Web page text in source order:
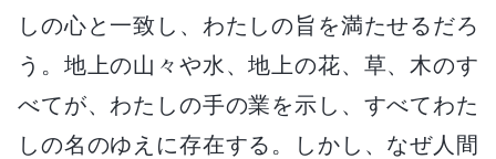
しの心と一致し、わたしの旨を満たせるだろ
う。地上の山々や水、地上の花、草、木のす
べてが、わたしの手の業を示し、すべてわた
しの名のゆえに存在する。しかし、なぜ人間